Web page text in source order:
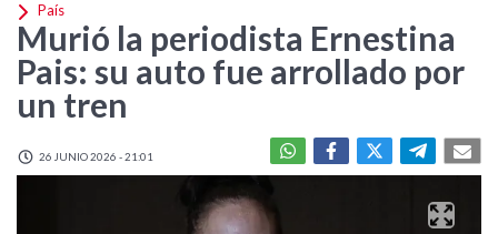
País
Murió la periodista Ernestina
Pais: su auto fue arrollado por
un tren
26 JUNIO 2026 - 21:01